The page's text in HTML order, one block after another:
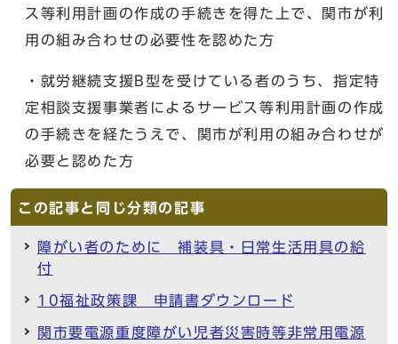
ス等利用計画の作成の手続きを得た上で、関市が利
用の組み合わせの必要性を認めた方
・就労継続支援B型を受けている者のうち、指定特
定相談支援事業者によるサービス等利用計画の作成
の手続きを経たうえで、関市が利用の組み合わせが
必要と認めた方
この記事と同じ分類の記事
障がい者のために 補装具・日常生活用具の給
付
10福祉政策課 申請書ダウンロード
関市要電源重度障がい児者災害時等非常用電源